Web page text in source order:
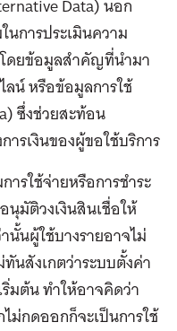
Data) นอก
การประเมินความ
ดยข้อมูลสำคัญที่นำมา
น์ หรือข้อมูลการใช้
ซึ่งช่วยสะท้อน
รเงินของผู้ขอใช้บริการ
รใช้จ่ายหรือการชำระ
นุมัติวงเงินสินเชื่อให้
นั้นผู้ใช้บางรายอาจไม่
นสังเกตว่าระบบตั้งค่า
มต้น ทำให้อาจคิดว่า
ม่กดออกก็จะเป็นการใช้